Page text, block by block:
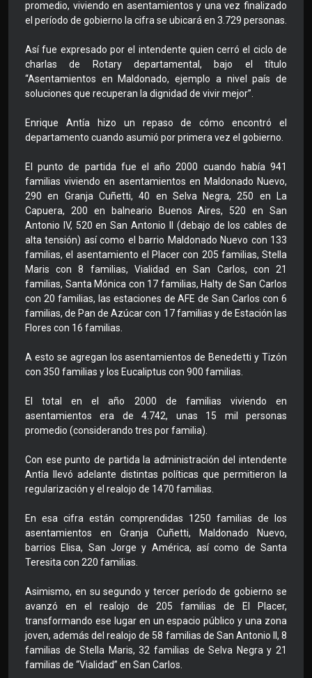
promedio, viviendo en asentamientos y una vez finalizado
el período de gobierno la cifra se ubicará en 3.729 personas.
Así fue expresado por el intendente quien cerró el ciclo de
charlas de Rotary departamental, bajo el título
“Asentamientos en Maldonado, ejemplo a nivel país de
soluciones que recuperan la dignidad de vivir mejor”.
Enrique Antía hizo un repaso de cómo encontró el
departamento cuando asumió por primera vez el gobierno.
El punto de partida fue el año 2000 cuando había 941
familias viviendo en asentamientos en Maldonado Nuevo,
290 en Granja Cuñetti, 40 en Selva Negra, 250 en La
Capuera, 200 en balneario Buenos Aires, 520 en San
Antonio IV, 520 en San Antonio II (debajo de los cables de
alta tensión) así como el barrio Maldonado Nuevo con 133
familias, el asentamiento el Placer con 205 familias, Stella
Maris con 8 familias, Vialidad en San Carlos, con 21
familias, Santa Mónica con 17 familias, Halty de San Carlos
con 20 familias, las estaciones de AFE de San Carlos con 6
familias, de Pan de Azúcar con 17 familias y de Estación las
Flores con 16 familias.
A esto se agregan los asentamientos de Benedetti y Tizón
con 350 familias y los Eucaliptus con 900 familias.
El total en el año 2000 de familias viviendo en
asentamientos era de 4.742, unas 15 mil personas
promedio (considerando tres por familia).
Con ese punto de partida la administración del intendente
Antía llevó adelante distintas políticas que permitieron la
regularización y el realojo de 1470 familias.
En esa cifra están comprendidas 1250 familias de los
asentamientos en Granja Cuñetti, Maldonado Nuevo,
barrios Elisa, San Jorge y América, así como de Santa
Teresita con 220 familias.
Asimismo, en su segundo y tercer período de gobierno se
avanzó en el realojo de 205 familias de El Placer,
transformando ese lugar en un espacio público y una zona
joven, además del realojo de 58 familias de San Antonio II, 8
familias de Stella Maris, 32 familias de Selva Negra y 21
familias de “Vialidad” en San Carlos.